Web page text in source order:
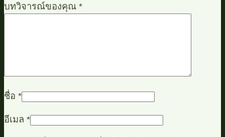
บทวิจารณ์ของคุณ *
ชื่อ *
อีเมล *